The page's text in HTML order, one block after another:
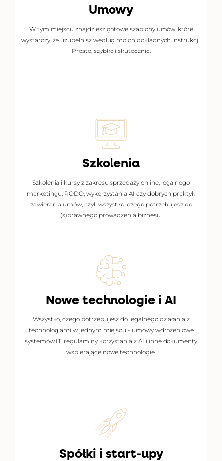
Umowy
W tym miejscu znajdziesz gotowe szablony umów, które
wystarczy, że uzupełnisz według moich dokładnych instrukcji.
Prosto, szybko i skutecznie.
WYBIERZ UMOWĘ
Szkolenia
Szkolenia i kursy z zakresu sprzedaży online, legalnego
marketingu, RODO, wykorzystania AI czy dobrych praktyk
zawierania umów, czyli wszystko, czego potrzebujesz do
(s)prawnego prowadzenia biznesu.
PRZEJDŹ DO SZKOLEŃ
Nowe technologie i AI
Wszystko, czego potrzebujesz do legalnego działania z
technologiami w jednym miejscu - umowy wdrożeniowe
systemów IT, regulaminy korzystania z AI i inne dokumenty
wspierające nowe technologie.
ZOBACZ DOKUMENTY
Spółki i start-upy